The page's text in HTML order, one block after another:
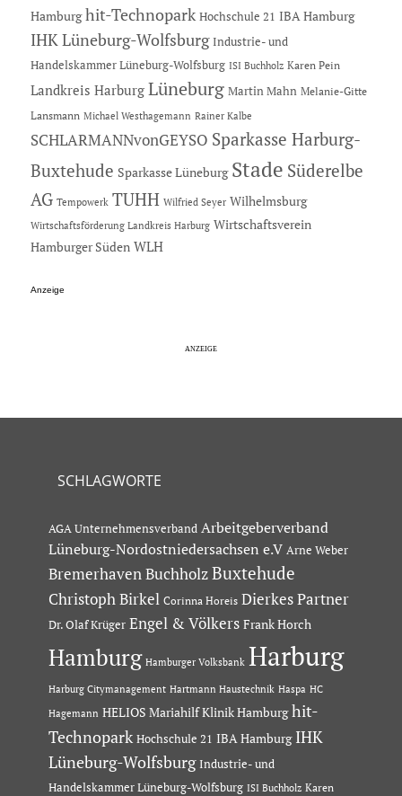
Hamburg hit-Technopark Hochschule 21 IBA Hamburg
IHK Lüneburg-Wolfsburg Industrie- und
Handelskammer Lüneburg-Wolfsburg ISI Buchholz Karen Pein
Landkreis Harburg Lüneburg Martin Mahn Melanie-Gitte
Lansmann Michael Westhagemann Rainer Kalbe
SCHLARMANNvonGEYSO Sparkasse Harburg-
Buxtehude Sparkasse Lüneburg Stade Süderelbe
AG Tempowerk TUHH Wilfried Seyer Wilhelmsburg
Wirtschaftsförderung Landkreis Harburg Wirtschaftsverein
Hamburger Süden WLH
Anzeige
SCHLAGWORTE
AGA Unternehmensverband Arbeitgeberverband
Lüneburg-Nordostniedersachsen e.V Arne Weber
Bremerhaven Buchholz Buxtehude
Christoph Birkel Corinna Horeis Dierkes Partner
Dr. Olaf Krüger Engel & Völkers Frank Horch
Hamburg Hamburger Volksbank Harburg
Harburg Citymanagement Hartmann Haustechnik Haspa HC
Hagemann HELIOS Mariahilf Klinik Hamburg hit-
Technopark Hochschule 21 IBA Hamburg IHK
Lüneburg-Wolfsburg Industrie- und
Handelskammer Lüneburg-Wolfsburg ISI Buchholz Karen